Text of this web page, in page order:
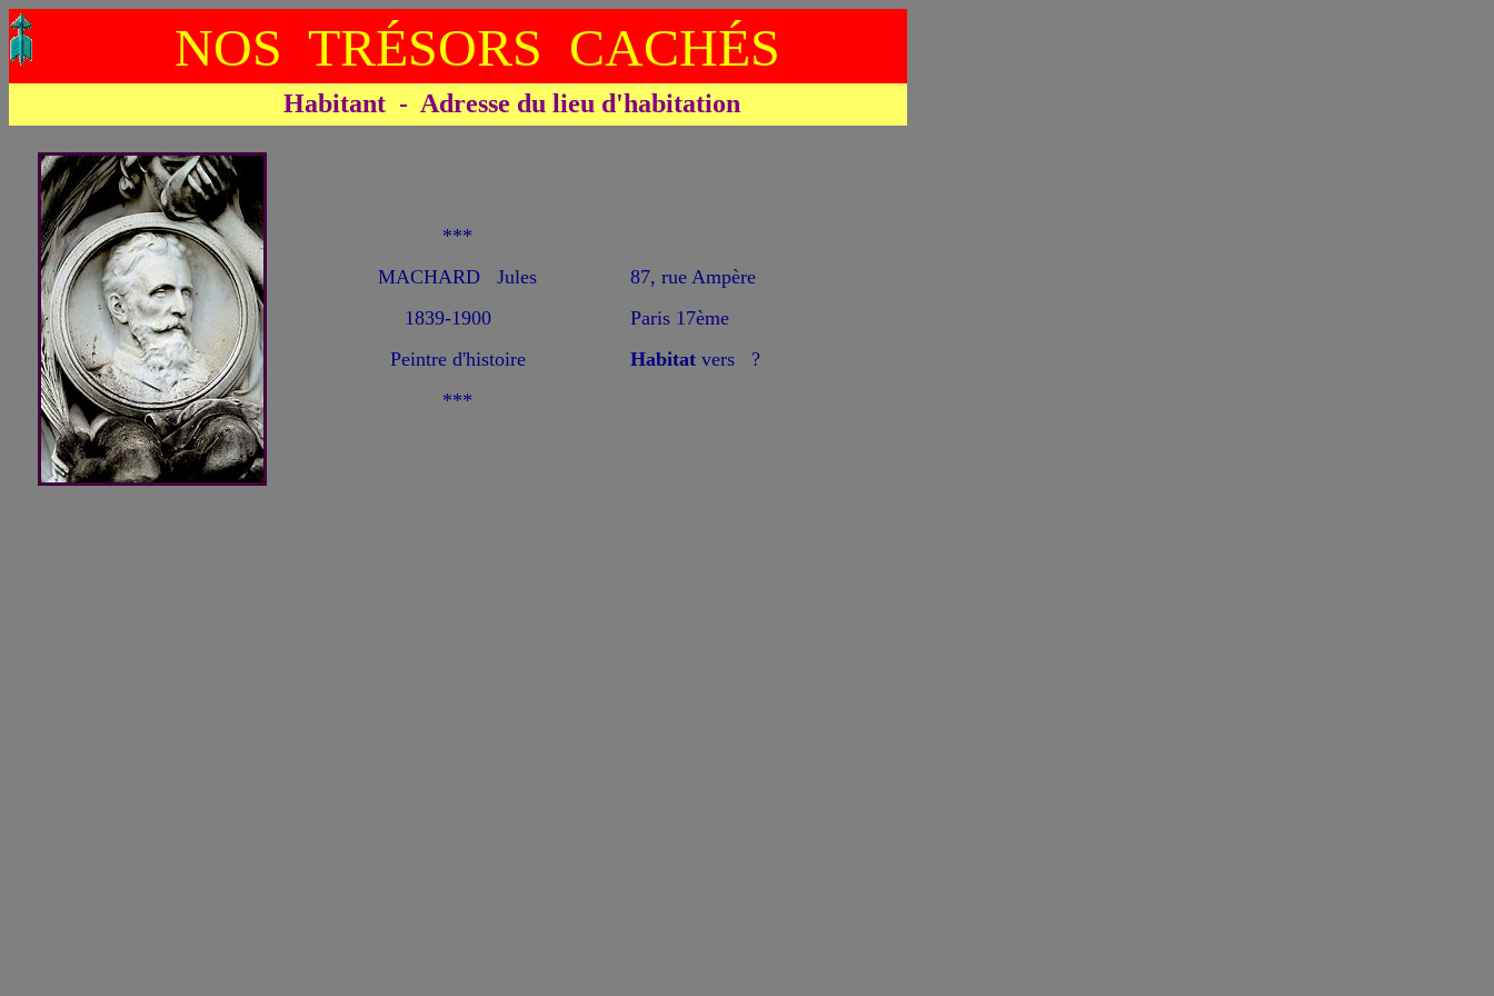
NOS TRÉSORS CACHÉS
Habitant - Adresse du lieu d'habitation
***
MACHARD Jules
1839-1900
Peintre d'histoire
***
87, rue Ampère
Paris 17ème
Habitat vers ?